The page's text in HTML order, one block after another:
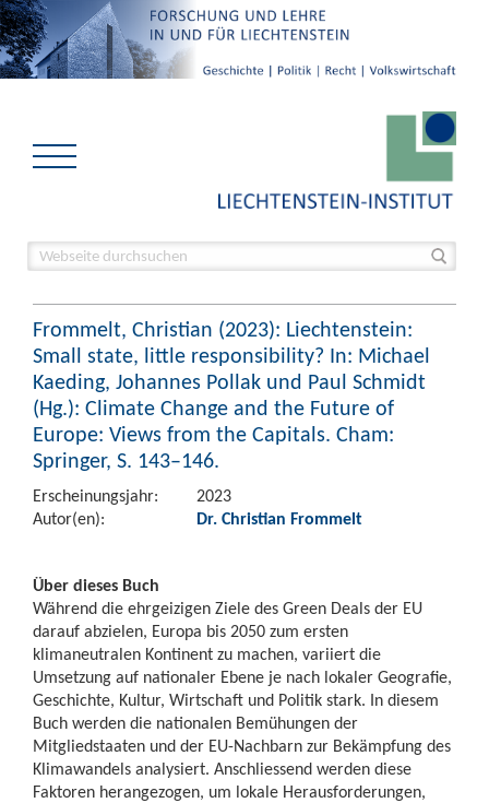
Frommelt, Christian (2023): Liechtenstein:
Small state, little responsibility? In: Michael
Kaeding, Johannes Pollak und Paul Schmidt
(Hg.): Climate Change and the Future of
Europe: Views from the Capitals. Cham:
Springer, S. 143–146.
Erscheinungsjahr:
2023
Autor(en):
Dr. Christian Frommelt
Über dieses Buch
Während die ehrgeizigen Ziele des Green Deals der EU
darauf abzielen, Europa bis 2050 zum ersten
klimaneutralen Kontinent zu machen, variiert die
Umsetzung auf nationaler Ebene je nach lokaler Geografie,
Geschichte, Kultur, Wirtschaft und Politik stark. In diesem
Buch werden die nationalen Bemühungen der
Mitgliedstaaten und der EU-Nachbarn zur Bekämpfung des
Klimawandels analysiert. Anschliessend werden diese
Faktoren herangezogen, um lokale Herausforderungen,